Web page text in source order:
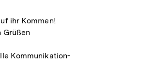
ihr Kommen!
Grüßen
Kommunikation-